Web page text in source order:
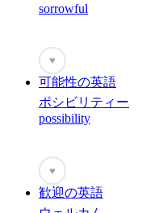
sorrowful
♥
可能性の英語
ポシビリティー
possibility
♥
歓迎の英語